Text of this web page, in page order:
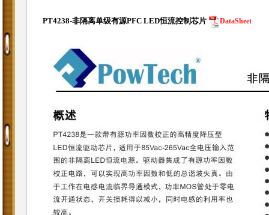
PT4238-非隔离单级有源PFC LED恒流控制芯片 DataSheet